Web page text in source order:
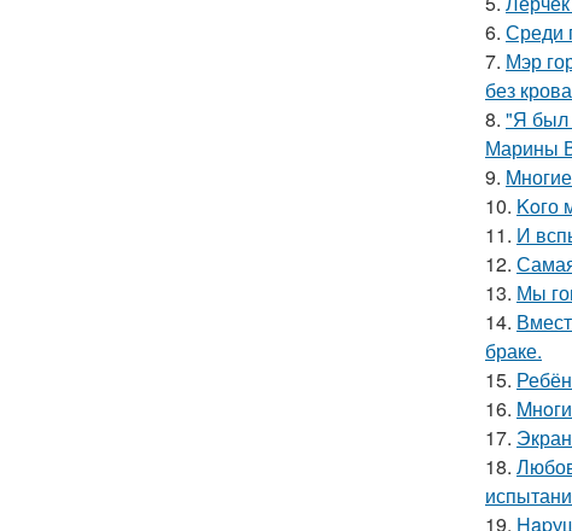
6. Среди
7. Мэр
без
8. "Я был
Марины
9.
10. Koго
11. И
12.
13. Мы
14.
браке.
15.
16.
17.
18.
19.